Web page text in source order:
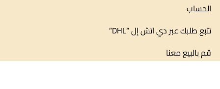
الحساب
تتبع طلبك عبر دي اتش إل “DHL”
قم بالبيع معنا